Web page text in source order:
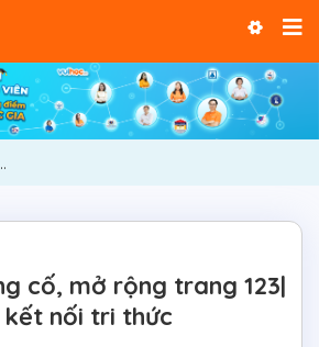
cố, mở rộng trang 123|
kết nối tri thức